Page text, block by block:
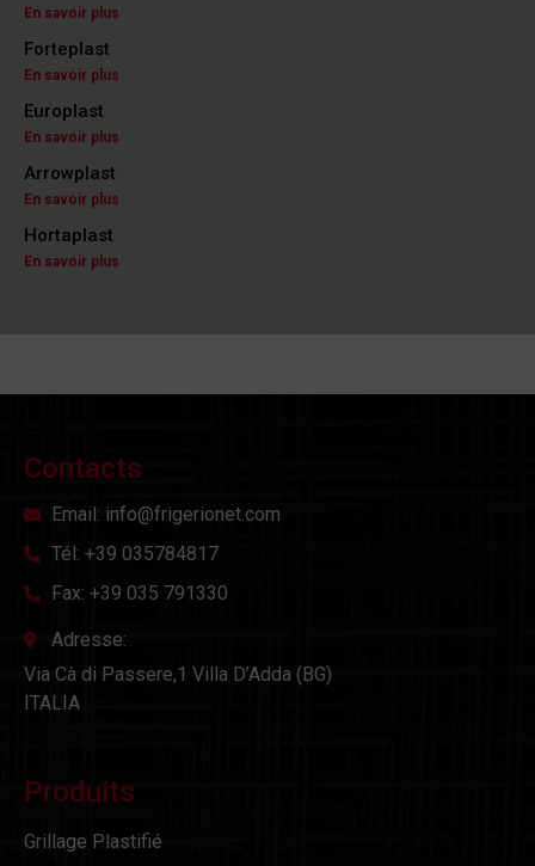
En savoir plus
Forteplast
En savoir plus
Europlast
En savoir plus
Arrowplast
En savoir plus
Hortaplast
En savoir plus
Contacts
Email: info@frigerionet.com
Tél: +39 035784817
Fax: +39 035 791330
Adresse:
Via Cà di Passere,1 Villa D’Adda (BG)
ITALIA
Produits
Grillage Plastifié